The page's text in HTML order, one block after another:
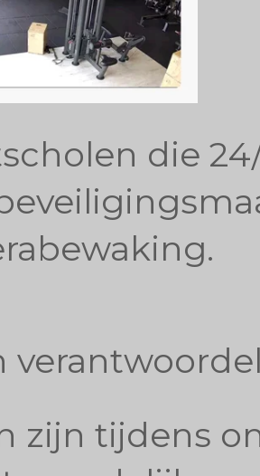
die
zijn tijdens